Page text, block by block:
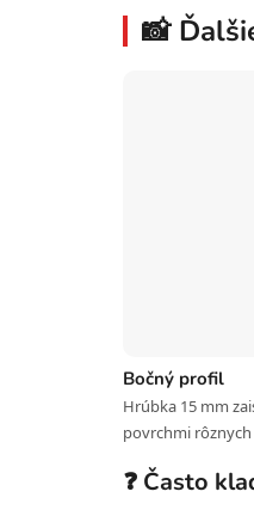
📸
Bočný profil
Hrúbka 15 mm
povrchmi
❓ Často